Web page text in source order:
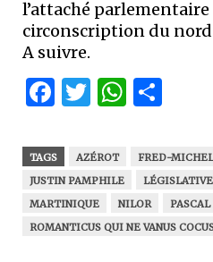
l’attaché
circonscription du
A suivre.
Facebook
Twitter
TAGS AZÉROT FRED-
JUSTIN PAMPHILE
MARTINIQUE
NILOR
ROMANTICUS QUI NE VANUS